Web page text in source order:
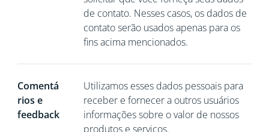
de contato. Nesses casos, os dados de
contato serão usados apenas para os
fins acima mencionados.
Comentá
rios e
feedback
Utilizamos esses dados pessoais para
receber e fornecer a outros usuários
informações sobre o valor de nossos
produtos e serviços.